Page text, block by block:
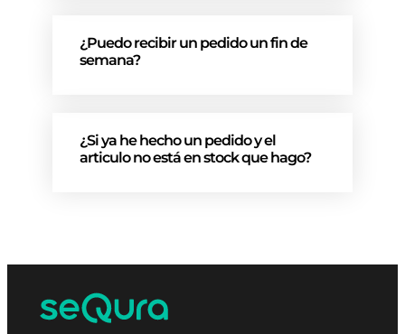
¿Puedo recibir un pedido un fin de
semana?
¿Si ya he hecho un pedido y el
articulo no está en stock que hago?